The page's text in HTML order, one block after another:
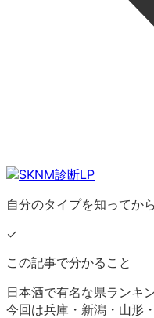
自分のタイプを知ってか
✓
この記事で分かること
日本酒で有名な県ランキ
今回は兵庫・新潟・山形